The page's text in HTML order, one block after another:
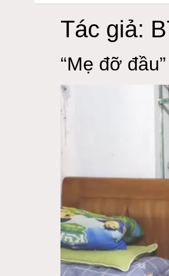
Tác giả:
“Mẹ đỡ